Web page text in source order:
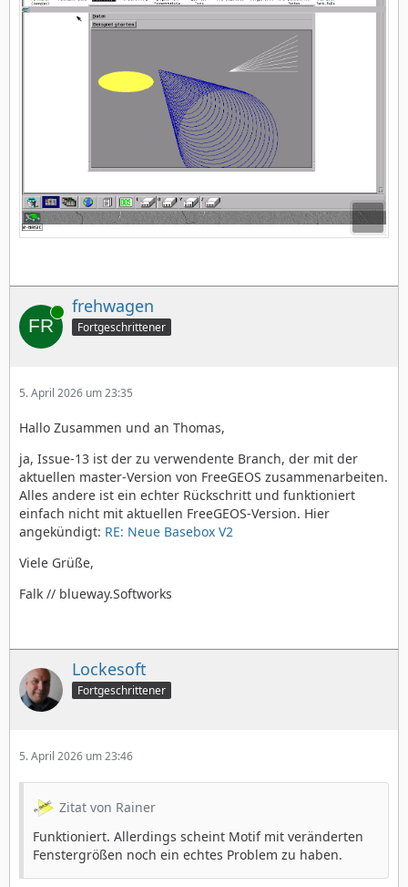
Online frehwagen
Fortgeschrittener
5. April 2026 um 23:35
Hallo Zusammen und an Thomas,
ja, Issue-13 ist der zu verwendente Branch, der mit der
aktuellen master-Version von FreeGEOS zusammenarbeiten.
Alles andere ist ein echter Rückschritt und funktioniert
einfach nicht mit aktuellen FreeGEOS-Version. Hier
angekündigt: RE: Neue Basebox V2
Viele Grüße,
Falk // blueway.Softworks
Lockesoft
Fortgeschrittener
5. April 2026 um 23:46
Zitat von Rainer
Funktioniert. Allerdings scheint Motif mit veränderten
Fenstergrößen noch ein echtes Problem zu haben.